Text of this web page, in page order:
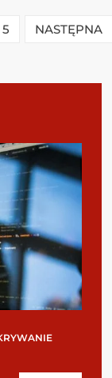
5 NASTĘPNA